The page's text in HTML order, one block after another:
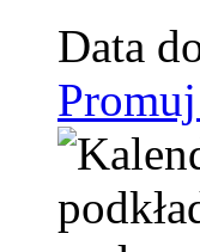
Data